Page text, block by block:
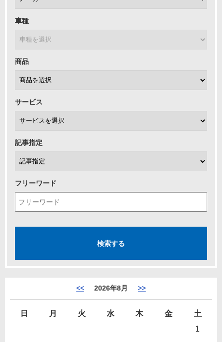
車種
商品
サービス
記事指定
フリーワード
<< 2026年8月 >>
日 月 火 水 木 金
土
1